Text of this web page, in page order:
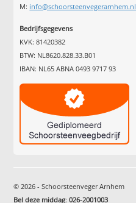
M: info@schoorsteenvegerarnhem.nl
Bedrijfsgegevens
KVK: 81420382
BTW: NL8620.828.33.B01
IBAN: NL65 ABNA 0493 9717 93
© 2026 - Schoorsteenveger Arnhem
Bel deze middag:026-2001003